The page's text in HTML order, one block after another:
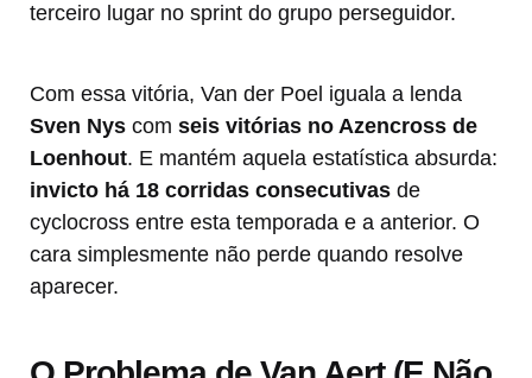
terceiro lugar no sprint do grupo perseguidor.
Com essa vitória, Van der Poel iguala a lenda
Sven Nys com seis vitórias no Azencross de
Loenhout. E mantém aquela estatística absurda:
invicto há 18 corridas consecutivas de
cyclocross entre esta temporada e a anterior. O
cara simplesmente não perde quando resolve
aparecer.